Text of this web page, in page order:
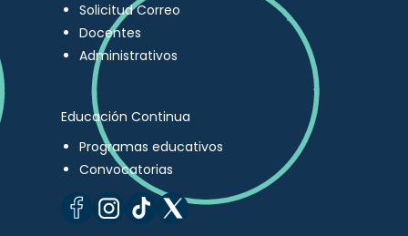
Solicitud Correo
Docentes
Administrativos
Educación Continua
Programas educativos
Convocatorias